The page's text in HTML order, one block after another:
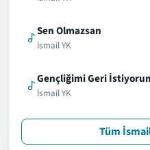
Sen Olmazsan
İsmail YK
Gençliğimi Geri
İsmail YK
Tüm